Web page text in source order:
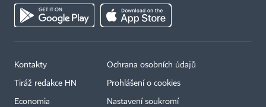
Kontakty
Tiráž redakce HN
Economia
Ochrana osobních údajů
Prohlášení o cookies
Nastavení soukromí